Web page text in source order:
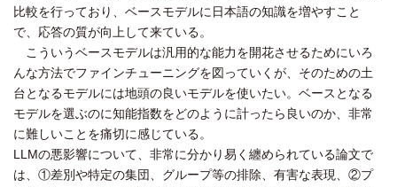
比較を行っており、ベースモデルに日本語の知識を増やすこと
で、応答の質が向上して来ている。
こういうベースモデルは汎用的な能力を開花させるためにいろ
んな方法でファインチューニングを図っていくが、そのための土
台となるモデルには地頭の良いモデルを使いたい。ベースとなる
モデルを選ぶのに知能指数をどのように計ったら良いのか、非常
に難しいことを痛切に感じている。
LLMの悪影響について、非常に分かり易く纏められている論文で
は、①差別や特定の集団、グループ等の排除、有害な表現、②プ